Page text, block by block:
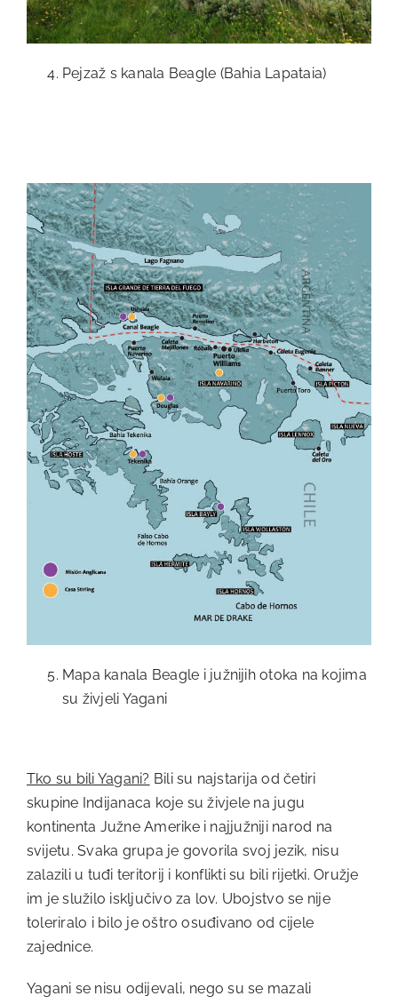
Pejzaž s kanala Beagle (Bahia Lapataia)
Mapa kanala Beagle i južnijih otoka na kojima
su živjeli Yagani
Tko su bili Yagani? Bili su najstarija od četiri
skupine Indijanaca koje su živjele na jugu
kontinenta Južne Amerike i najjužniji narod na
svijetu. Svaka grupa je govorila svoj jezik, nisu
zalazili u tuđi teritorij i konflikti su bili rijetki. Oružje
im je služilo isključivo za lov. Ubojstvo se nije
toleriralo i bilo je oštro osuđivano od cijele
zajednice.
Yagani se nisu odijevali, nego su se mazali